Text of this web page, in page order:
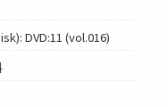
DVD:11 (vol.016)